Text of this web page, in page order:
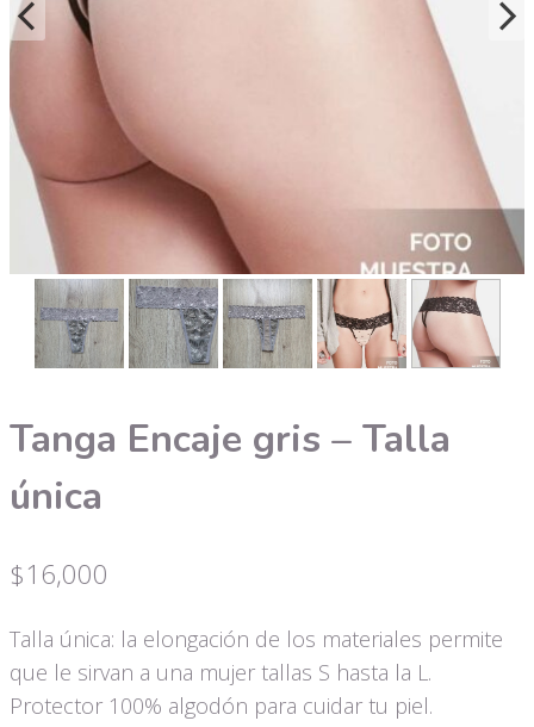
Tanga Encaje gris – Talla
única
$16,000
Talla única: la elongación de los materiales permite
que le sirvan a una mujer tallas S hasta la L.
Protector 100% algodón para cuidar tu piel.